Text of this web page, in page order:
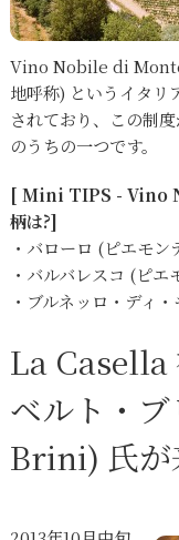
Vino Nobile di
地呼称) というイタリ
されており、この制
のうちの一つです。
[ Mini TIPS - Vino
柄は?]
・バローロ (ピエモン
・バルバレスコ (ピエ
・ブルネッロ・ディ
La Casella
ベルト・
Brini) 氏が